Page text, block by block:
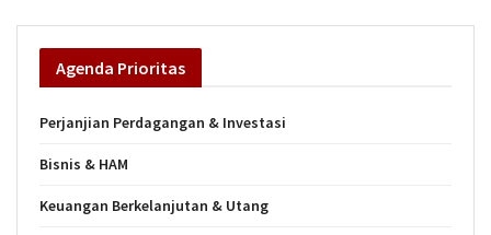
Agenda Prioritas
Perjanjian Perdagangan & Investasi
Bisnis & HAM
Keuangan Berkelanjutan & Utang